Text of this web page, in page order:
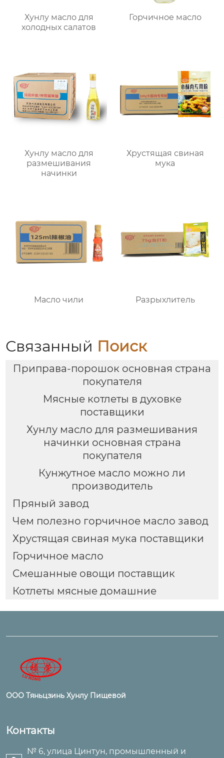
Хунлу масло для
холодных салатов
Горчичное масло
Хунлу масло для
размешивания
начинки
Хрустящая свиная
мука
Масло чили Разрыхлитель
Связанный Поиск
Приправа-порошок основная страна
покупателя
Мясные котлеты в духовке
поставщики
Хунлу масло для размешивания
начинки основная страна
покупателя
Кунжутное масло можно ли
производитель
Пряный завод
Чем полезно горчичное масло завод
Хрустящая свиная мука поставщики
Горчичное масло
Смешанные овощи поставщик
Котлеты мясные домашние
ООО Тяньцзинь Хунлу Пищевой
Контакты
№ 6, улица Цинтун, промышленный и